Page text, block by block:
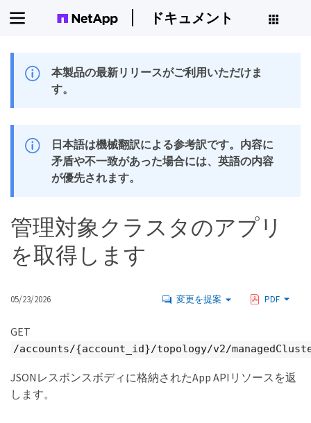
ドキュメント
本製品の最新リリースがご利用いただけま
す。
日本語は機械翻訳による参考訳です。内容に
矛盾や不一致があった場合には、英語の内容
が優先されます。
管理対象クラスタのアプリ
を取得します
05/23/2026 変更を提案 PDF
GET
/accounts/{account_id}/topology/v2/
JSONレスポンスボディに格納されたApp APIリソースを返
します。